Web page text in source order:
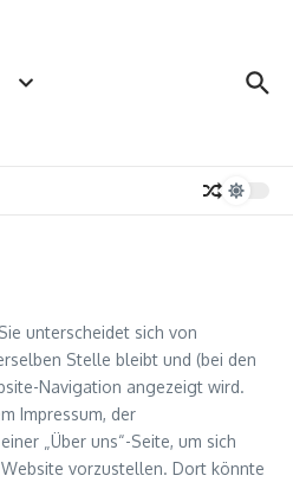
unterscheidet sich von
Stelle bleibt und (bei den
Navigation angezeigt wird.
Impressum, der
„Über uns“-Seite, um sich
vorzustellen. Dort könnte